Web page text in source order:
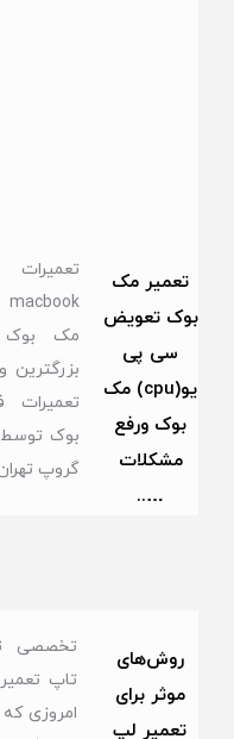
تعمیر مک
بوک تعویض
سی پی
یو(cpu) مک
بوک ورفع
مشکلات
…..
بزرگترین
بوک توسط
گروپ
روش‌های
موثر برای
تعمیر لپ
تخصصی
تاپ
امروزی